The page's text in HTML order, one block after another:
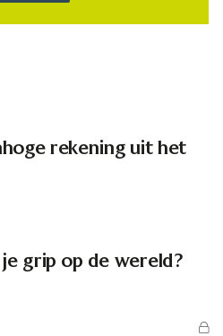
rekening uit het
grip op de wereld?